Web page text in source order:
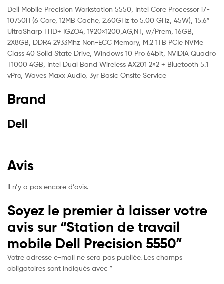
Dell Mobile Precision Workstation 5550, Intel Core Processor i7-
10750H (6 Core, 12MB Cache, 2.60GHz to 5.00 GHz, 45W), 15.6″
UltraSharp FHD+ IGZO4, 1920×1200,AG,NT, w/Prem, 16GB,
2X8GB, DDR4 2933Mhz Non-ECC Memory, M.2 1TB PCIe NVMe
Class 40 Solid State Drive, Windows 10 Pro 64bit, NVIDIA Quadro
T1000 4GB, Intel Dual Band Wireless AX201 2×2 + Bluetooth 5.1
vPro, Waves Maxx Audio, 3yr Basic Onsite Service
Brand
Dell
Avis
Il n’y a pas encore d’avis.
Soyez le premier à laisser votre
avis sur “Station de travail
mobile Dell Precision 5550”
Votre adresse e-mail ne sera pas publiée. Les champs
obligatoires sont indiqués avec *